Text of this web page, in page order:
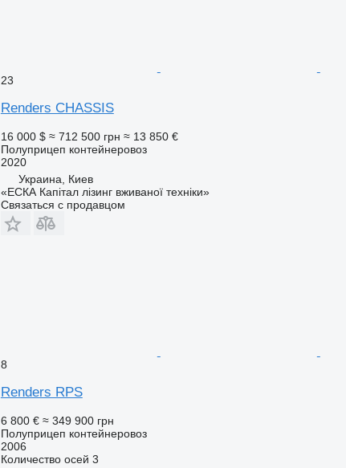
23
Renders CHASSIS
16 000 $ ≈ 712 500 грн ≈ 13 850 €
Полуприцеп контейнеровоз
2020
Украина, Киев
«ЕСКА Капітал лізинг вживаної техніки»
Связаться с продавцом
8
Renders RPS
6 800 € ≈ 349 900 грн
Полуприцеп контейнеровоз
2006
Количество осей 3